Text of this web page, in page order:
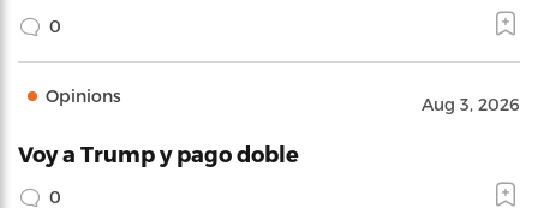
0
Opinions Aug 3, 2026
Voy a Trump y pago doble
0